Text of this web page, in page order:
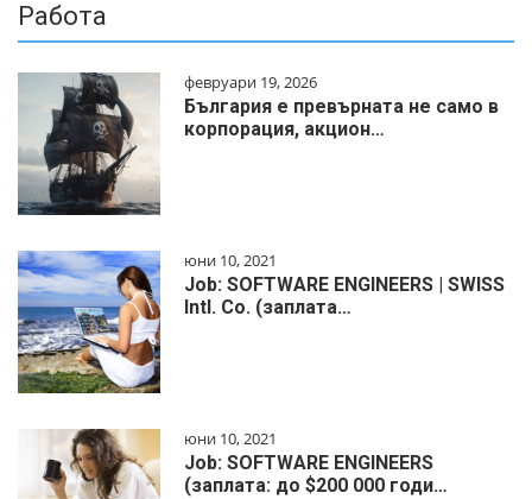
Работа
февруари 19, 2026
България е превърната не само в
корпорация, акцион…
юни 10, 2021
Job: SOFTWARE ENGINEERS | SWISS
Intl. Co. (заплата…
юни 10, 2021
Job: SOFTWARE ENGINEERS
(заплата: до $200 000 годи…